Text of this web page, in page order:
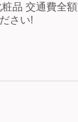
品 交通費全
さい!